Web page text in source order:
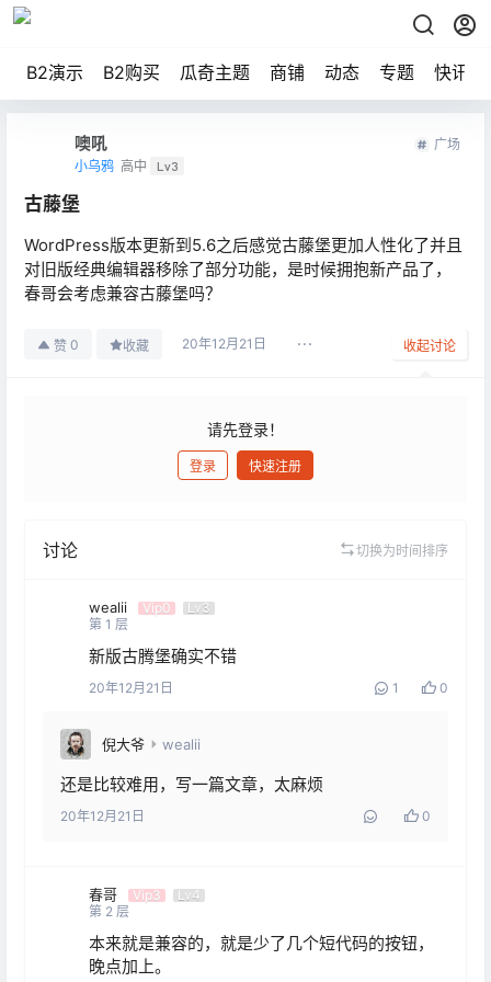
B2演示 B2购买 瓜奇主题 商铺 动态 专题 快讯
噢吼
小乌鸦 高中 Lv3
广场
古藤堡
WordPress版本更新到5.6之后感觉古藤堡更加人性化了并且
对旧版经典编辑器移除了部分功能，是时候拥抱新产品了，
春哥会考虑兼容古藤堡吗？
赞 0 收藏 20年12月21日 收起讨论
请先登录！
登录 快速注册
讨论 切换为时间排序
wealii Vip0
Lv3
第 1 层
新版古腾堡确实不错
20年12月21日 1 0
倪大爷 wealii
还是比较难用，写一篇文章，太麻烦
20年12月21日 0
春哥 Vip3
Lv4
第 2 层
本来就是兼容的，就是少了几个短代码的按钮，
晚点加上。